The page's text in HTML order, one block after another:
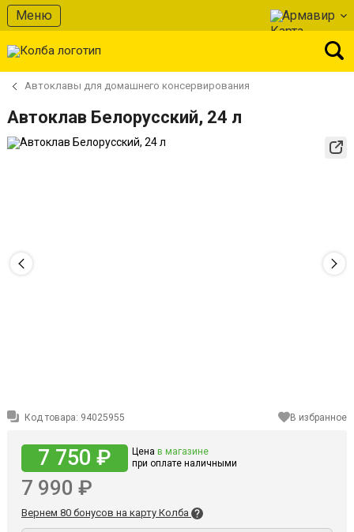
Меню Армавир
Автоклавы для домашнего консервирования
Автоклав Белорусский, 24 л
Код товара: 94025955 В избранное
7 750 ₽ Цена в магазине
при оплате наличными
7 990 ₽
Вернем 80 бонусов на карту Колба